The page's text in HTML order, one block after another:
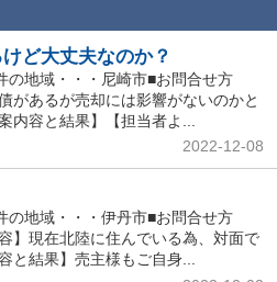
ど大丈夫なのか？
の地域・・・尼崎市■お問合せ方
があるが売却には影響がないのかと
内容と結果】【担当者よ...
2022-12-08
の地域・・・伊丹市■お問合せ方
】現在北陸に住んでいる為、対面で
と結果】売主様もご自身...